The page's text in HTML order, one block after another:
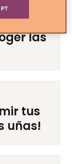
las
tus
uñas!